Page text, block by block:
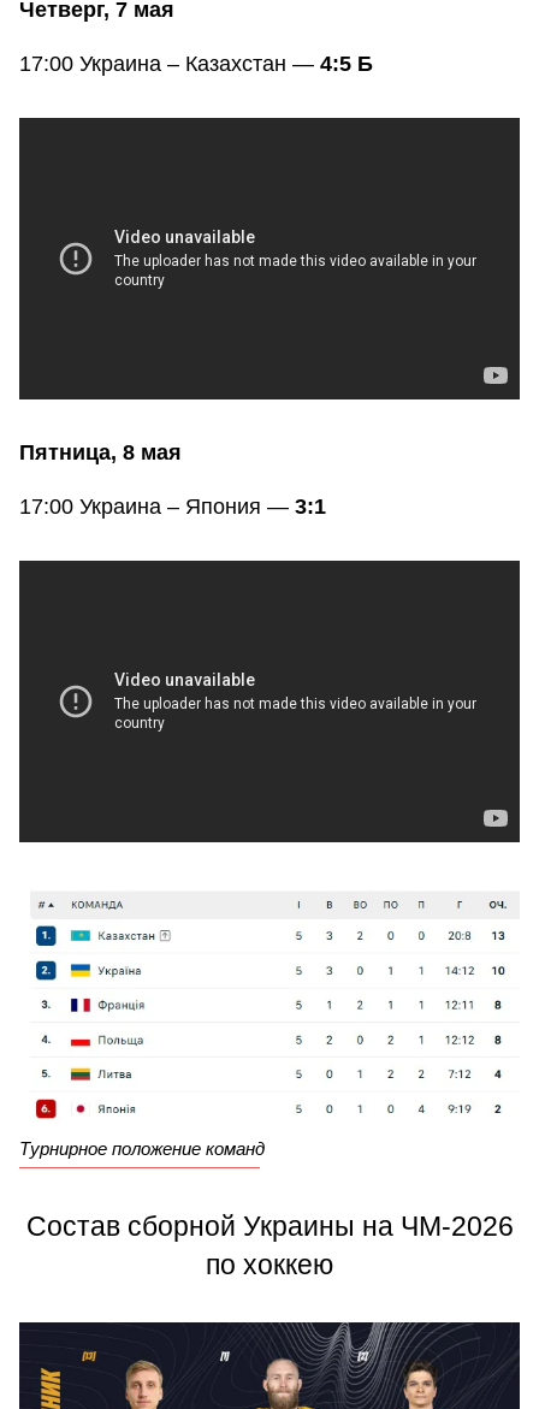
Четверг, 7 мая
17:00 Украина – Казахстан — 4:5 Б
Пятница, 8 мая
17:00 Украина – Япония — 3:1
Турнирное положение команд
Состав сборной Украины на ЧМ-2026
по хоккею